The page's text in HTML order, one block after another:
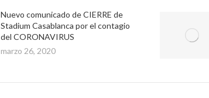
Nuevo comunicado de CIERRE de
Stadium Casablanca por el contagio
del CORONAVIRUS
marzo 26, 2020